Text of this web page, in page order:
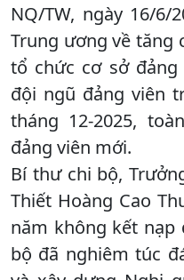
NQ/TW, ngày 16/6/
Trung ương về tăng
tổ chức cơ sở
đội ngũ đảng viên
tháng 12-2025,
đảng viên mới.
Bí thư chi bộ,
Thiết Hoàng Cao
năm không kết nạp
bộ đã nghiêm túc